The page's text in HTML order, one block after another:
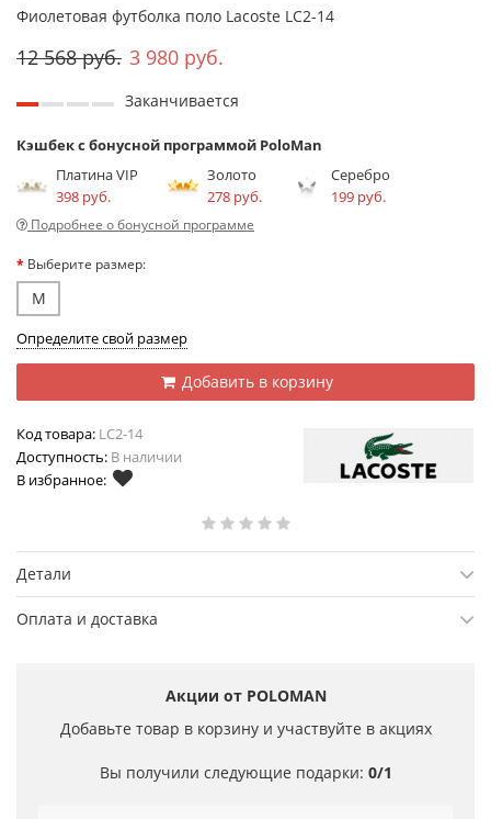
Фиолетовая футболка поло Lacoste LC2-14
12 568 руб. 3 980 руб.
Заканчивается
Кэшбек с бонусной программой PoloMan
Платина VIP
398 руб.
Золото
278 руб.
Серебро
199 руб.
Подробнее о бонусной программе
Выберите размер:
M
Определите свой размер
Добавить в корзину
Код товара: LC2-14
Доступность: В наличии
В избранное:
Детали
Оплата и доставка
Акции от POLOMAN
Добавьте товар в корзину и участвуйте в акциях
Вы получили следующие подарки: 0/1